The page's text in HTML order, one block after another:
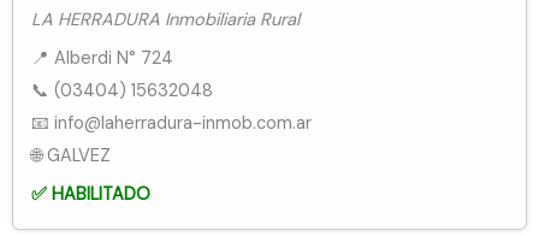
LA HERRADURA Inmobiliaria Rural
📍 Alberdi N° 724
📞 (03404) 15632048
📧 info@laherradura-inmob.com.ar
🌐 GALVEZ
✅ HABILITADO